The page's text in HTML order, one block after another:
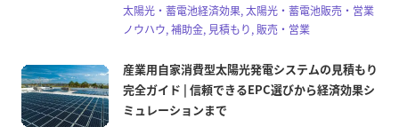
太陽光・蓄電池経済効果, 太陽光・蓄電池販売・営業
ノウハウ, 補助金, 見積もり, 販売・営業
産業用自家消費型太陽光発電システムの見積もり
完全ガイド | 信頼できるEPC選びから経済効果シ
ミュレーションまで